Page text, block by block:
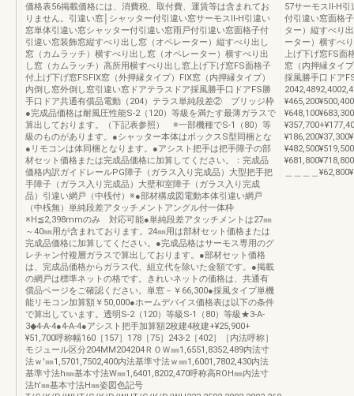
価格表56掲載価格には、消費税、取付費、運賃等は含まれてお
りません。引違い窓│シャッター付引違い窓サーモスⅡ-H引違い
窓単体引違い窓シャッター付引違い窓雨戸付引違い窓面格子付
引違い窓装飾窓縦すべり出し窓（オペレーター）縦すべり出し
窓（カムラッチ）横すべり出し窓（オペレーター）横すべり出
し窓（カムラッチ）高所用横すべり出し窓上げ下げ窓FS面格子
付上げ下げ窓FSFIX窓（外押縁タイプ）FIX窓（内押縁タイプ）
内倒し窓外倒し窓引違い窓ドアテラスドア採風勝手口ドアFS勝
手口ドア共通有償品電動（204）テラス単純段差② ブリッジ枠
●完成品価格は耐風圧性能S-2（120）等級を満たす最薄ガラスで
算出しております。（下記表参照） ※一部機種でS-1（80）等
級のものがあります。●シャッター本体はボックスS型同梱とな
●リモコンは体同梱となります。●アシスト把手は把手障子の部
材セット価格または完成品価格に加算してください。：完成品
価格内訳ガイドレールPG障子（ガラス入り完成品）大型把手把
手障子（ガラス入り完成品）大壁和室障子（ガラス入り完成
品）引違い網戸（中桟付）※●部材構成図電動本体引違い網戸
（中桟無）単純段差アタッチメントアングル付一体枠
※H≦2,398mmのみ 対応可能●単純段差アタッチメントは27㎜
～40㎜用が含まれております。24㎜用は部材セット価格または
完成品価格に加算してください。●完成品格はサーモス専用のグ
レチャン付複層ガラスで算出しております。●部材セット価格
は、完成品価格からガラス代、組立代を除いた金額です。●掲載
の網戸は標準ネットの格です。きれいネットの価格は、共通有
償品ページをご確認ください。単窓－￥66,300●採風タイプ単機
能リモコン加算額￥50,000●ホームデバイス価格表は以下の条件
で算出しています。透明S-2（120）等級S-1（80）等級★3-A-
3◆4-A-4●4-A-4●アシスト把手加算額2枚建4枚建+¥25,900+
¥51,700呼称幅160［157］178［75］243-2［402］［内法呼称］
モジュール区分204MM204204ＲＯＷ㎜1,6551,8352,489内法寸
法ｗ'㎜1,5701,7502,400内法基準寸法ｗ㎜1,6001,7802,430内法
基準寸法h㎜基本寸法W㎜1,6401,8202,470呼称高ROH㎜内法寸
法h'㎜基本寸法H㎜姿図色記号
57サーモスⅡ-H
付引違い窓面格
ター）縦すべり
ーター）横すべ
上げ下げ窓FS面
窓（内押縁タイ
採風勝手口ドア
＿＿＿＿